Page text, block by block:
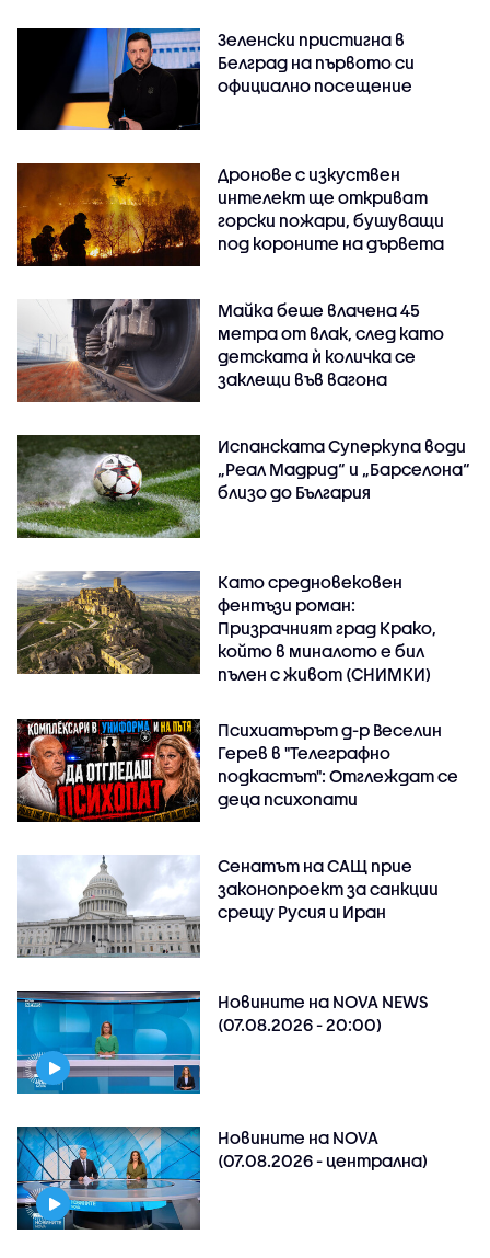
Зеленски пристигна в
Белград на първото си
официално посещение
Дронове с изкуствен
интелект ще откриват
горски пожари, бушуващи
под короните на дървета
Майка беше влачена 45
метра от влак, след като
детската ѝ количка се
заклещи във вагона
Испанската Суперкупа води
„Реал Мадрид“ и „Барселона“
близо до България
Като средновековен
фентъзи роман:
Призрачният град Крако,
който в миналото е бил
пълен с живот (СНИМКИ)
Психиатърът д-р Веселин
Герев в "Телеграфно
подкастът": Отглеждат се
деца психопати
Сенатът на САЩ прие
законопроект за санкции
срещу Русия и Иран
Новините на NOVA NEWS
(07.08.2026 - 20:00)
Новините на NOVA
(07.08.2026 - централна)